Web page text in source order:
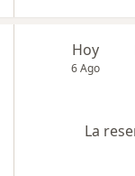
Hoy
6 Ago
La